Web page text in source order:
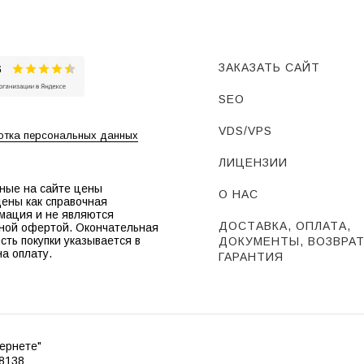
персональных данных
на сайте цены
как справочная
и не являются
офертой. Окончательная
покупки указывается в
оплату.
ЗАКАЗАТЬ САЙТ
SEO
VDS/VPS
ЛИЦЕНЗИИ
О НАС
ДОСТАВКА, ОПЛАТА,
ДОКУМЕНТЫ,
ГАРАНТИЯ